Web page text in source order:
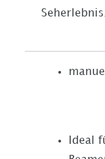
Seherlebnis.
Ideal